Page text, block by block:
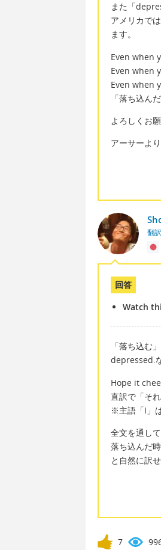
また「
アメリカで
ます。
Even when
Even when
Even when
「落ち込ん
よろしくお願
アーサーより
翻
回答
Watch
「落ち込む
depressed.
Hope it
直訳で「そ
※主語「I」
全文を通して
落ち込んだ
と自然に訳せ
7